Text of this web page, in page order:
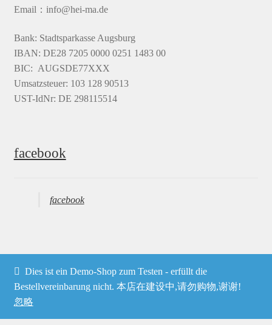
Email：info@hei-ma.de
Bank: Stadtsparkasse Augsburg
IBAN: DE28 7205 0000 0251 1483 00
BIC: AUGSDE77XXX
Umsatzsteuer: 103 128 90513
UST-IdNr: DE 298115514
facebook
facebook
© Heima online 2026
Dies ist ein Demo-Shop zum Testen - erfüllt die
Bestellvereinbarung nicht. 本店在建设中,请勿购物,谢谢!
忽略